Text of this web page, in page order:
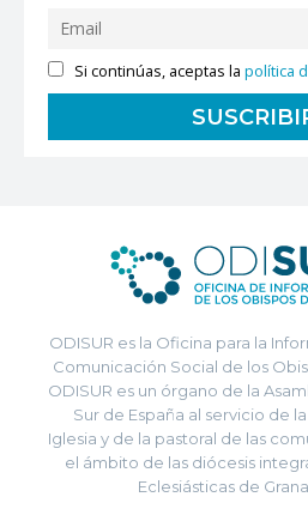
Si continúas, aceptas lapolítica
ODISUR es la Oficina para la
Comunicación Social de los
ODISUR es un órgano de la
Sur de España al servicio de
Iglesia y de la pastoral de las
el ámbito de las diócesis
Eclesiásticas de